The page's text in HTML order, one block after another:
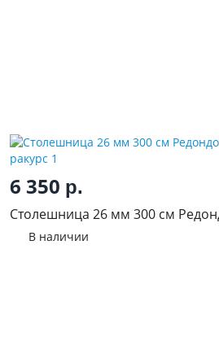
6 350 р.
Столешница 26 мм 300 см
В наличии